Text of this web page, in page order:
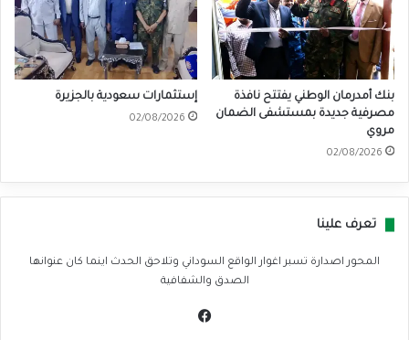
بنك أمدرمان الوطني يفتتح نافذة
مصرفية جديدة بمستشفى الضمان
مروي
02/08/2026
إستثمارات سعودية بالجزيرة
02/08/2026
تعرف علينا
المحور اصدارة تسبر اغوار الواقع السوداني وتلاحق الحدث اينما كان عنوانها
الصدق والشفافية